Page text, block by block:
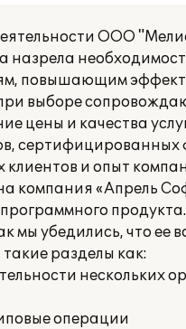
ООО
назрела
повышающим
выборе
цены и качества
сертифицированных
клиентов и опыт
компания «Апрель
мы убедились, что
разделы как:
операции